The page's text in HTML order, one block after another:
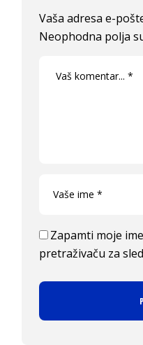
Vaša adresa e-
Neophodna polja
Zapamti moje
pretraživaču za